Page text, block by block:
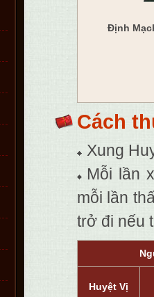
Định
Cách
Xung
Mỗi lần
mỗi lần
trở đi nếu
Huyệt Vị